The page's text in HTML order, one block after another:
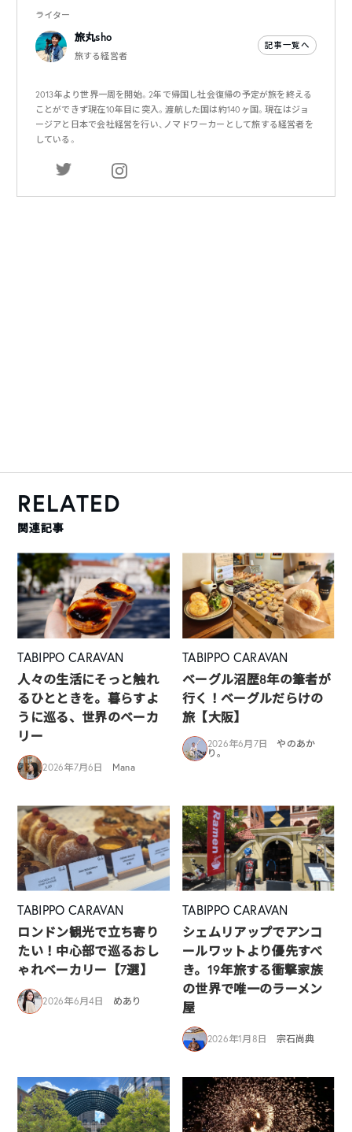
ライター
旅丸sho
旅する経営者
記事一覧へ
2013年より世界一周を開始。2年で帰国し社会復帰の予定が旅を終える
ことができず現在10年目に突入。渡航した国は約140ヶ国。現在はジョ
ージアと日本で会社経営を行い、ノマドワーカーとして旅する経営者を
している。
RELATED
関連記事
TABIPPO CARAVAN
人々の生活にそっと触れ
るひとときを。暮らすよ
うに巡る、世界のベーカ
リー
2026年7月6日 Mana
TABIPPO CARAVAN
ベーグル沼歴8年の筆者が
行く！ベーグルだらけの
旅【大阪】
2026年6月7日
やのあか
り。
TABIPPO CARAVAN
ロンドン観光で立ち寄り
たい！中心部で巡るおし
ゃれベーカリー【7選】
2026年6月4日 めあり
TABIPPO CARAVAN
シェムリアップでアンコ
ールワットより優先すべ
き。19年旅する衝撃家族
の世界で唯一のラーメン
屋
2026年1月8日 宗石尚典